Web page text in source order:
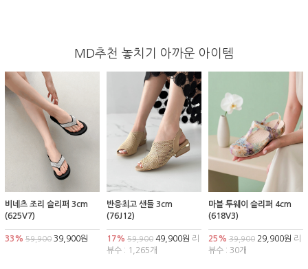
MD추천 놓치기 아까운 아이템
비네츠 조리 슬리퍼 3cm
(625V7)
33% 59,900 39,900원
반응최고 샌들 3cm
(76J12)
17% 59,90049,900원 리
뷰수 : 1,265개
마블 투웨이 슬리퍼 4cm
(618V3)
25% 39,90029,900원 리
뷰수 : 30개